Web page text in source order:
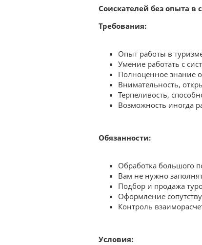
Соискателей без опыта в
Требования:
Опыт работы в
Умение работать с
Полноценное знание
Внимательность,
Терпеливость,
Возможность иногда
Обязанности:
Обработка большого
Вам не нужно
Подбор и продажа
Оформление
Контроль
Условия: